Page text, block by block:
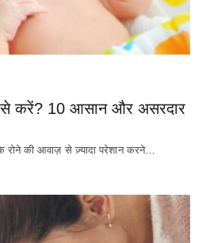
करें? 10 आसान और असरदार
रोने की आवाज़ से ज़्यादा परेशान करने…